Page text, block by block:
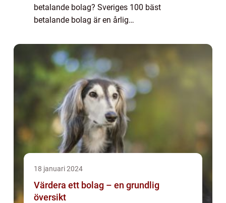
betalande bolag? Sveriges 100 bäst
betalande bolag är en årlig
genererar högst intäkter och har bäst
löneutbetalningar till sina anställda. ...
18 januari 2024
Värdera ett bolag – en grundlig
översikt